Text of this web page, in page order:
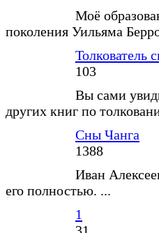
Моё
поколения Уильяма
Толкователь
103
Вы сами
других книг по
Сны Чанга
1388
Иван
его полностью. ...
1